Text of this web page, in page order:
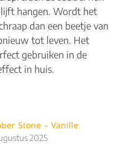
hangen. Wordt het
dan een beetje van
tot leven. Het
gebruiken in de
in huis.
Stone – Vanille
2025